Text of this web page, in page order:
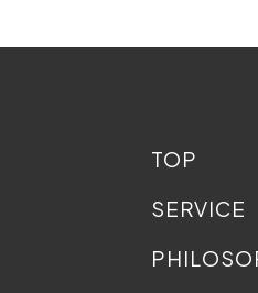
TOP
SERVICE